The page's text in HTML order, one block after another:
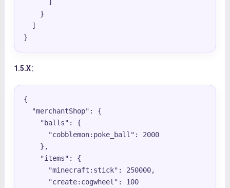
    }
  ]
}
1.5.X：
{
  "merchantShop": {
    "balls": {
      "cobblemon:poke_ball": 2000
    },
    "items": {
      "minecraft:stick": 250000,
      "create:cogwheel": 100